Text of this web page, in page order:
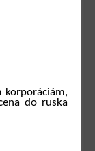
korporáciám,
do ruska